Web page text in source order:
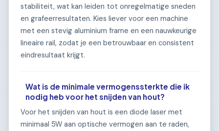
stabiliteit, wat kan leiden tot onregelmatige sneden
en grafeerresultaten. Kies liever voor een machine
met een stevig aluminium frame en een nauwkeurige
lineaire rail, zodat je een betrouwbaar en consistent
eindresultaat krijgt.
Wat is de minimale vermogenssterkte die ik
nodig heb voor het snijden van hout?
Voor het snijden van hout is een diode laser met
minimaal 5W aan optische vermogen aan te raden,